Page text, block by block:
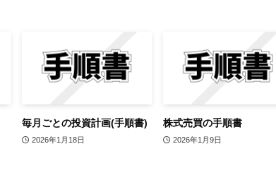
毎月ごとの投資計画(手順書)
2026年1月18日
株式売買の手順書
2026年1月9日